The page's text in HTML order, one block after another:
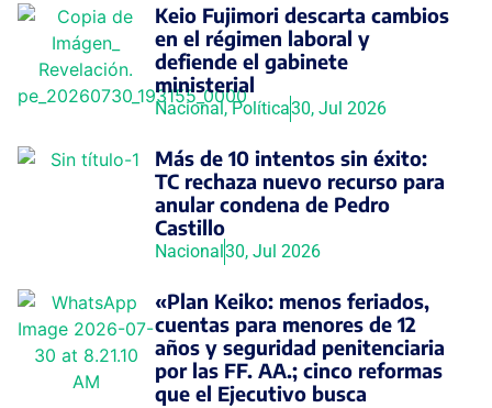
Keio Fujimori descarta cambios
en el régimen laboral y
defiende el gabinete
ministerial
Nacional,Política30, Jul 2026
Más de 10 intentos sin éxito:
TC rechaza nuevo recurso para
anular condena de Pedro
Castillo
Nacional30, Jul 2026
«Plan Keiko: menos feriados,
cuentas para menores de 12
años y seguridad penitenciaria
por las FF. AA.; cinco reformas
que el Ejecutivo busca